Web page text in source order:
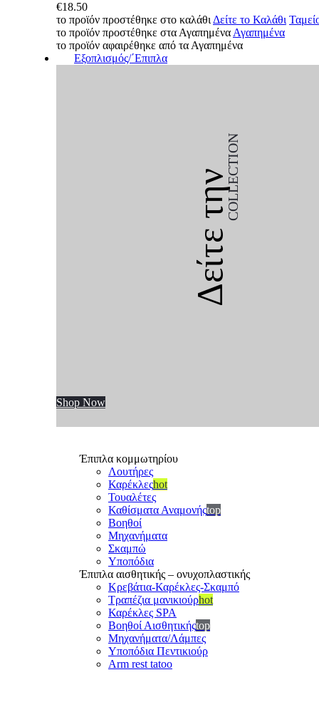
€18.50
το προϊόν προστέθηκε στο καλάθι Δείτε το Καλάθι
το προϊόν προστέθηκε στα Αγαπημένα Αγαπημένα
το προϊόν αφαιρέθηκε από τα Αγαπημένα
Εξοπλισμός/΄Επιπλα
Δείτε τηνCOLLECTION
Shop Now
Έπιπλα κομμωτηρίου
Λουτήρες
Καρέκλεςhot
Τουαλέτες
Καθίσματα Αναμονήςtop
Βοηθοί
Μηχανήματα
Σκαμπώ
Υποπόδια
Έπιπλα αισθητικής – ονυχοπλαστικής
Κρεβάτια-Καρέκλες-Σκαμπό
Τραπέζια μανικιούρhot
Καρέκλες SPA
Βοηθοί Αισθητικήςtop
Μηχανήματα/Λάμπες
Υποπόδια Πεντικιούρ
Arm rest tatoo